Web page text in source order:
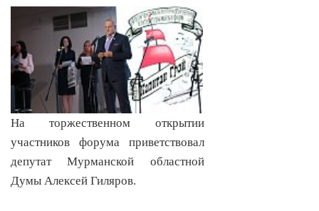
На торжественном открытии
участников форума приветствовал
депутат Мурманской областной
Думы Алексей Гиляров.